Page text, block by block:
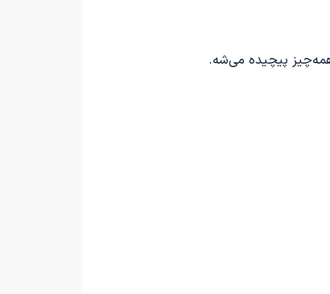
پیچیده می‌شه.